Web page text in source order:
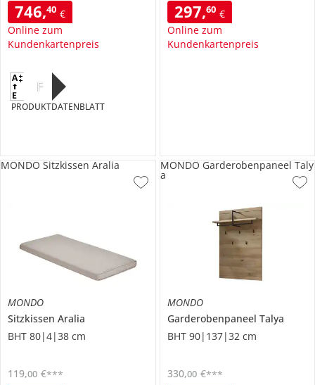
746,40 €
Online zum
Kundenkartenpreis
F
PRODUKTDATENBLATT
297,60 €
Online zum
Kundenkartenpreis
MONDO
Sitzkissen Aralia
BHT 80|4|38 cm
119,00 €***
MONDO Sitzkissen Aralia
MONDO
Garderobenpaneel Talya
BHT 90|137|32 cm
330,00 €***
MONDO Garderobenpaneel Taly
a